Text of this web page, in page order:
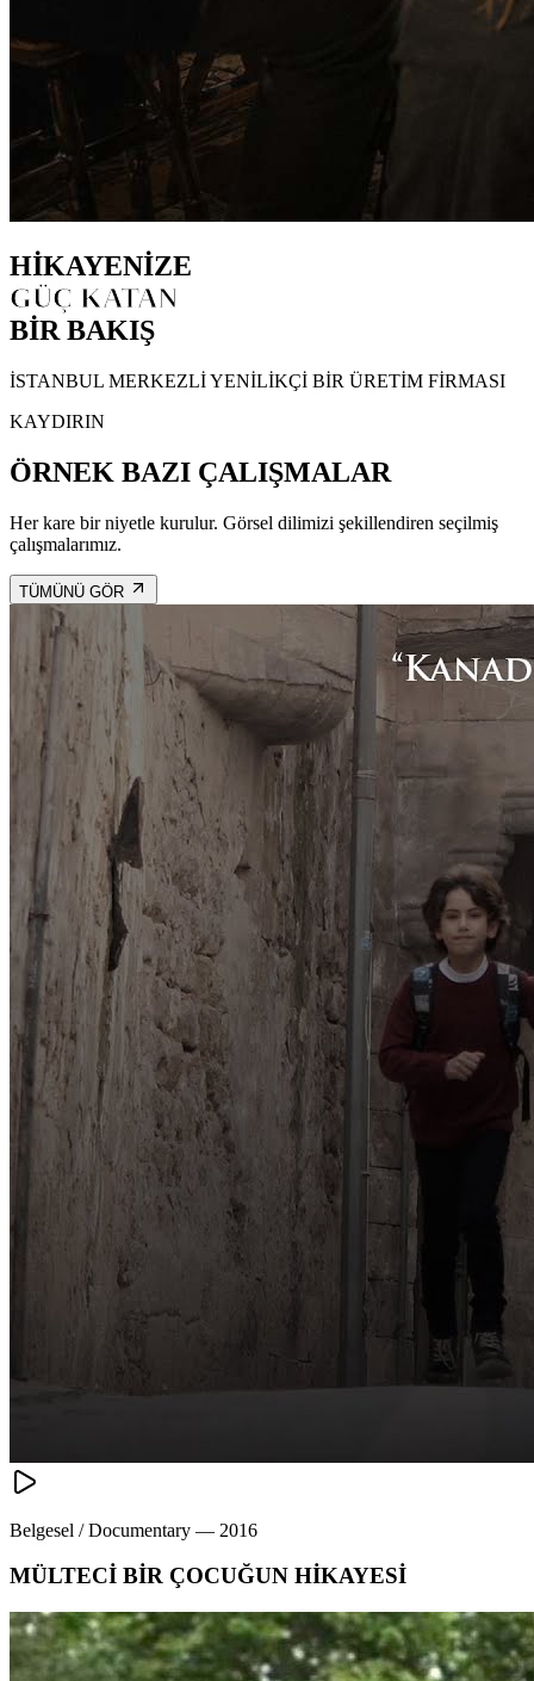
HİKAYENİZE
GÜÇ KATAN
BİR BAKIŞ
İSTANBUL MERKEZLİ YENİLİKÇİ BİR ÜRETİM FİRMASI
KAYDIRIN
ÖRNEK BAZI ÇALIŞMALAR
Her kare bir niyetle kurulur. Görsel dilimizi şekillendiren seçilmiş
çalışmalarımız.
TÜMÜNÜ GÖR
Belgesel / Documentary — 2016
MÜLTECİ BİR ÇOCUĞUN HİKAYESİ